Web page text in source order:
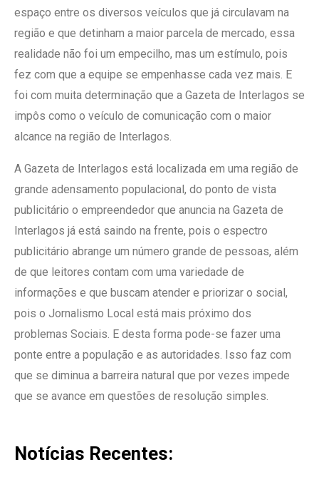
espaço entre os diversos veículos que já circulavam na
região e que detinham a maior parcela de mercado, essa
realidade não foi um empecilho, mas um estímulo, pois
fez com que a equipe se empenhasse cada vez mais. E
foi com muita determinação que a Gazeta de Interlagos se
impôs como o veículo de comunicação com o maior
alcance na região de Interlagos.
A Gazeta de Interlagos está localizada em uma região de
grande adensamento populacional, do ponto de vista
publicitário o empreendedor que anuncia na Gazeta de
Interlagos já está saindo na frente, pois o espectro
publicitário abrange um número grande de pessoas, além
de que leitores contam com uma variedade de
informações e que buscam atender e priorizar o social,
pois o Jornalismo Local está mais próximo dos
problemas Sociais. E desta forma pode-se fazer uma
ponte entre a população e as autoridades. Isso faz com
que se diminua a barreira natural que por vezes impede
que se avance em questões de resolução simples.
Notícias Recentes: